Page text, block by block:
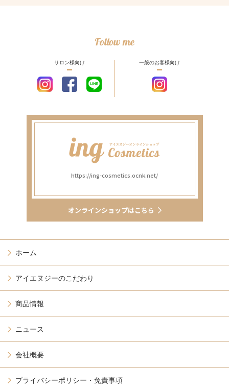
Follow me
サロン様向け 一般のお客様向け
https://ing-cosmetics.ocnk.net/
オンラインショップはこちら
ホーム
アイエヌジーのこだわり
商品情報
ニュース
会社概要
プライバシーポリシー・免責事項